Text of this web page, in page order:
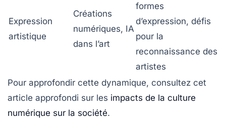
Expression
artistique
Créations
numériques, IA
dans l’art
formes
d’expression, défis
pour la
reconnaissance des
artistes
Pour approfondir cette dynamique, consultez cet
article approfondi sur les impacts de la culture
numérique sur la société.